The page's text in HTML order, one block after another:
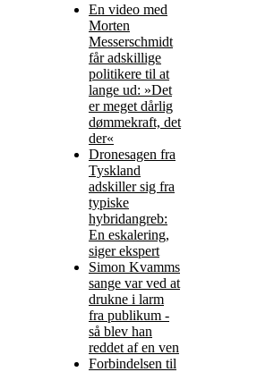
En video med
Morten
Messerschmidt
får adskillige
politikere til at
lange ud: »Det
er meget dårlig
dømmekraft, det
der«
Dronesagen fra
Tyskland
adskiller sig fra
typiske
hybridangreb:
En eskalering,
siger ekspert
Simon Kvamms
sange var ved at
drukne i larm
fra publikum -
så blev han
reddet af en ven
Forbindelsen til